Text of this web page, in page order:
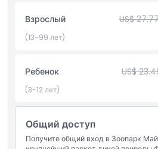
впечатления на новый уровень,
и карусели зоопарка, а также
самых любимых животных
увлекательных экспозиций с
является домом для пышных
пальмами и яркими цветами,
жирафами или наблюдение за
получите обогащающий и
Взрослый US$
(13-99 лет)
Ребенок US$
(3-12 лет)
Общий доступ
Получите общий вход в Зоопарк